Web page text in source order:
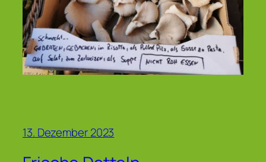
13. Dezember 2023